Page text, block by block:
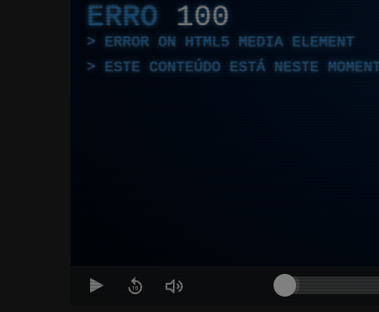
ERRO 100
ERROR ON HTML5 MEDIA ELEMENT
ESTE CONTEÚDO ESTÁ NESTE